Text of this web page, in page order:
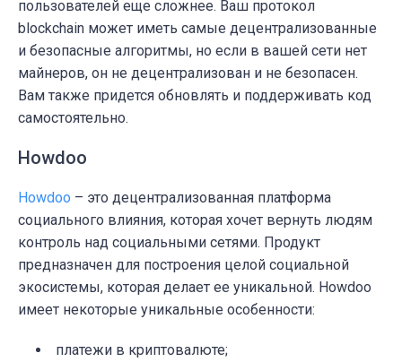
пользователей еще сложнее. Ваш протокол
blockchain может иметь самые децентрализованные
и безопасные алгоритмы, но если в вашей сети нет
майнеров, он не децентрализован и не безопасен.
Вам также придется обновлять и поддерживать код
самостоятельно.
Howdoo
Howdoo – это децентрализованная платформа
социального влияния, которая хочет вернуть людям
контроль над социальными сетями. Продукт
предназначен для построения целой социальной
экосистемы, которая делает ее уникальной. Howdoo
имеет некоторые уникальные особенности:
платежи в криптовалюте;